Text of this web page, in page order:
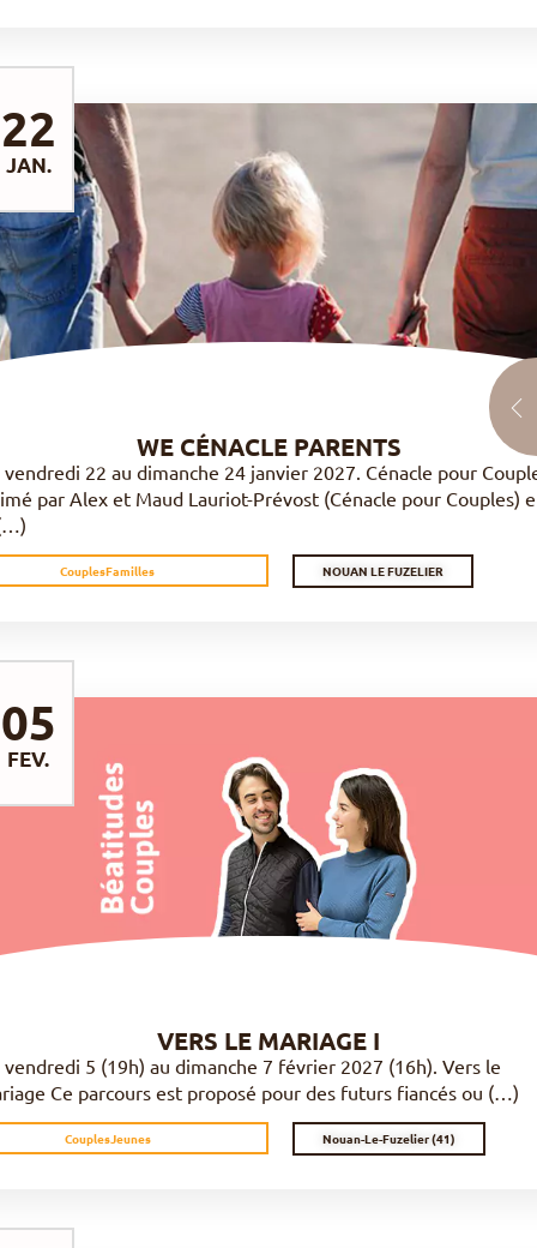
JAN.
DÉCOUVRIR
WE CÉNACLE PARENTS
vendredi 22 au dimanche 24 janvier 2027. Cénacle pour
par Alex et Maud Lauriot-Prévost (Cénacle pour Couples)
CouplesFamilles NOUAN LE FUZELIER
22
FEV.
DÉCOUVRIR
VERS LE MARIAGE I
vendredi 5 (19h) au dimanche 7 février 2027 (16h). Vers le
Ce parcours est proposé pour des futurs fiancés ou (…)
CouplesJeunes Nouan-Le-Fuzelier (41)
05